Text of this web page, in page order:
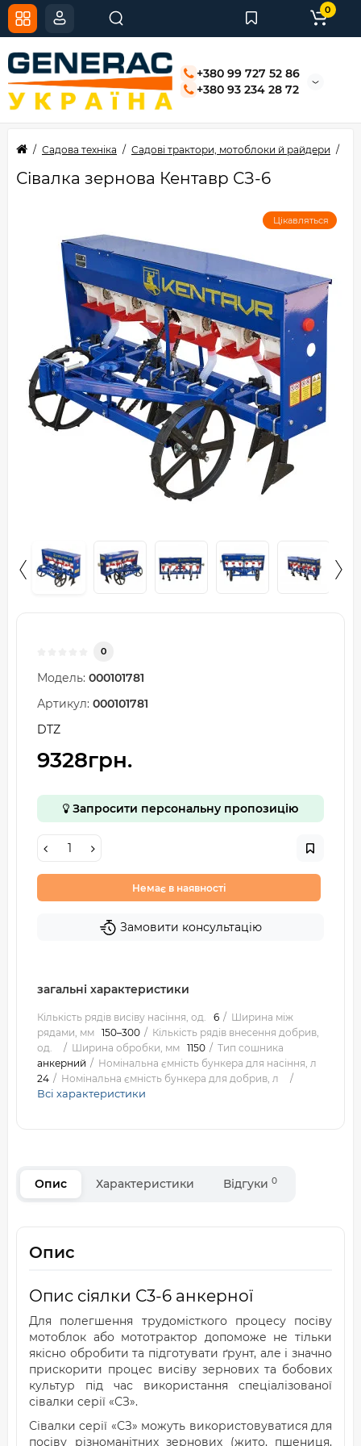
+380 99 727 52 86
+380 93 234 28 72
0
Садова техніка Садові трактори, мотоблоки й райдери
Сівалка зернова Кентавр СЗ-6
Цікавляться
0
Модель: 000101781
Артикул: 000101781
DTZ
9328грн.
Запросити персональну пропозицію
Немає в наявності
Замовити консультацію
загальні характеристики
Кількість рядів висіву насіння, од. 6
Ширина між
рядами, мм 150–300
Кількість рядів внесення добрив,
од.
Ширина обробки, мм 1150
Тип сошника
анкерний
Номінальна ємність бункера для насіння, л
24
Номінальна ємність бункера для добрив, л
Всі характеристики
Опис Характеристики Відгуки 0
Опис
Опис сіялки С3-6 анкерної
Для полегшення трудомісткого процесу посіву
мотоблок або мототрактор допоможе не тільки
якісно обробити та підготувати ґрунт, але і значно
прискорити процес висіву зернових та бобових
культур під час використання спеціалізованої
сівалки серії «СЗ».
Сівалки серії «СЗ» можуть використовуватися для
посіву різноманітних зернових (жито, пшениця,